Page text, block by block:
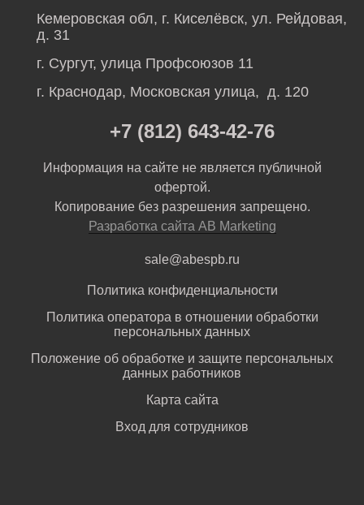
Кемеровская обл, г. Киселёвск, ул. Рейдовая,
д. 31
г. Сургут, улица Профсоюзов 11
г. Краснодар, Московская улица, д. 120
+7 (812) 643-42-76
Информация на сайте не является публичной
офертой.
Копирование без разрешения запрещено.
Разработка сайта AB Marketing
sale@abespb.ru
Политика конфиденциальности
Политика оператора в отношении обработки
персональных данных
Положение об обработке и защите персональных
данных работников
Карта сайта
Вход для сотрудников